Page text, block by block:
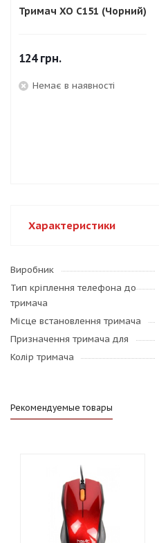
Тримач XO C151 (Чорний)
124грн.
Немає в наявності
Характеристики
Виробник
Тип кріплення телефона до
тримача
Місце встановлення тримача
Призначення тримача для
Колір тримача
Рекомендуемые товары